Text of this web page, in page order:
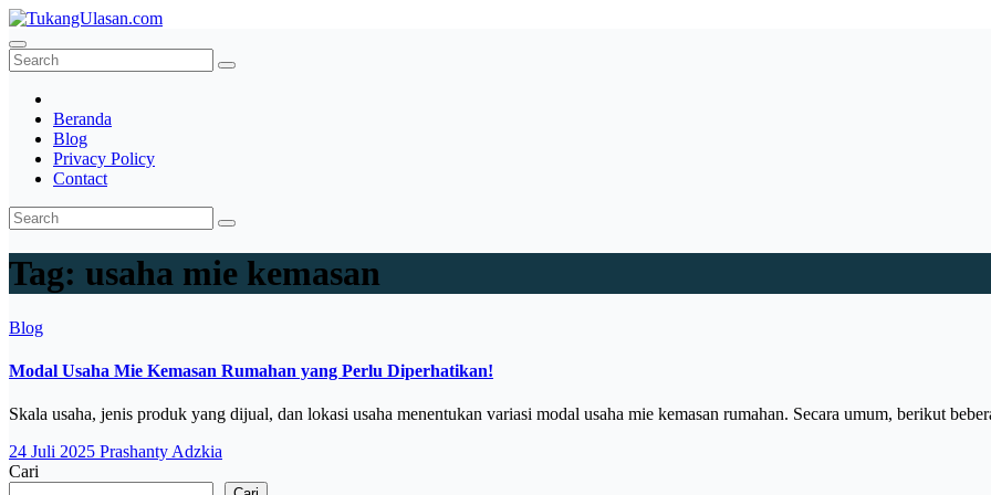
Skip
to
content
TukangUlasan.com
Baca Aja Dulu!
Beranda
Blog
Privacy Policy
Contact
Tag: usaha mie kemasan
Blog
Modal Usaha Mie Kemasan Rumahan yang Perlu Diperhatikan!
Skala usaha, jenis produk yang dijual, dan lokasi usaha menentukan variasi modal usaha mie kemasan rumahan. Secara umum, berikut
24 Juli 2025 Prashanty Adzkia
Cari